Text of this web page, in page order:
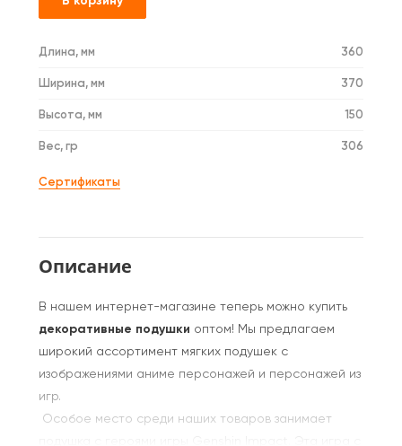
Длина, мм 360
Ширина, мм 370
Высота, мм 150
Вес, гр 306
Сертификаты
Описание
В нашем интернет-магазине теперь можно купить
декоративные подушки оптом! Мы предлагаем
широкий ассортимент мягких подушек с
изображениями аниме персонажей и персонажей из
игр.
Особое место среди наших товаров занимает